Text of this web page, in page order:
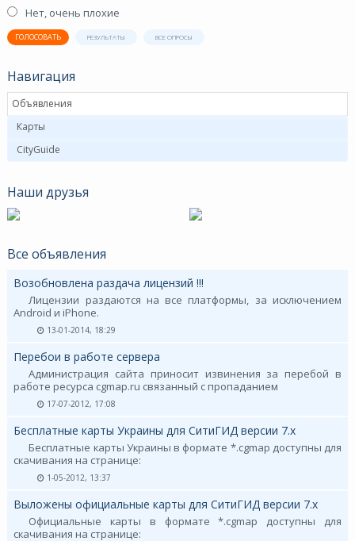
Нет, очень плохие
ГОЛОСОВАТЬ РЕЗУЛЬТАТЫ ВСЕ ОПРОСЫ
Навигация
Объявления
Карты
CityGuide
Наши друзья
Все объявления
Возобновлена раздача лицензий !!!
Лицензии раздаются на все платформы, за исключением
Android и iPhone.
13-01-2014, 18:29
Перебои в работе сервера
Администрация сайта приносит извинения за перебой в
работе ресурса cgmap.ru связанный с пропаданием
17-07-2012, 17:08
Бесплатные карты Украины для СитиГИД версии 7.х
Бесплатные карты Украины в формате *.cgmap доступны для
скачивания на странице:
1-05-2012, 13:37
Выложены официальные карты для СитиГИД версии 7.х
Официальные карты в формате *.cgmap доступны для
скачивания на странице: